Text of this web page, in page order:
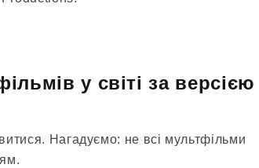
у світі за версією
Нагадуємо: не всі мультфільми